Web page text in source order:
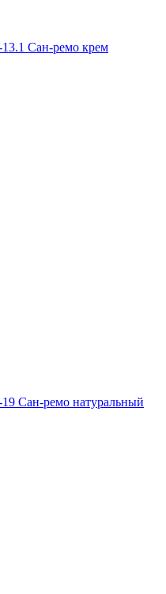
Сан-ремо крем
Сан-ремо натуральный